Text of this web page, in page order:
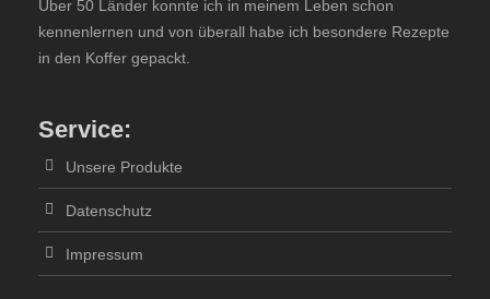
24h
We offer support for our customers
Mon - Fri 8:00am - 5:00pm(GMT +1)
Get in touch
Über 50 Länder konnte ich in meinem Leben schon
kennenlernen und von überall habe ich besondere Rezepte
in den Koffer gepackt.
Service:
Unsere Produkte
Datenschutz
Impressum